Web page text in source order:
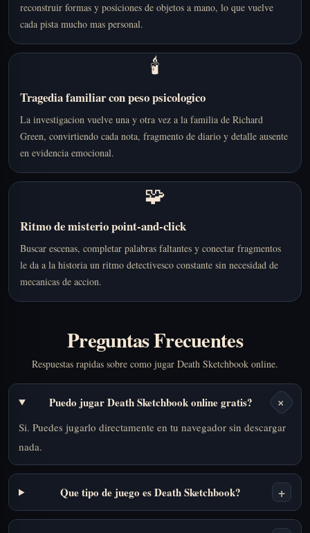
reconstruir formas y posiciones de objetos a mano, lo que vuelve
cada pista mucho mas personal.
🕯️
Tragedia familiar con peso psicologico
La investigacion vuelve una y otra vez a la familia de Richard
Green, convirtiendo cada nota, fragmento de diario y detalle ausente
en evidencia emocional.
🧩
Ritmo de misterio point-and-click
Buscar escenas, completar palabras faltantes y conectar fragmentos
le da a la historia un ritmo detectivesco constante sin necesidad de
mecanicas de accion.
Preguntas Frecuentes
Respuestas rapidas sobre como jugar Death Sketchbook online.
Puedo jugar Death Sketchbook online gratis? +
Si. Puedes jugarlo directamente en tu navegador sin descargar
nada.
Que tipo de juego es Death Sketchbook? +